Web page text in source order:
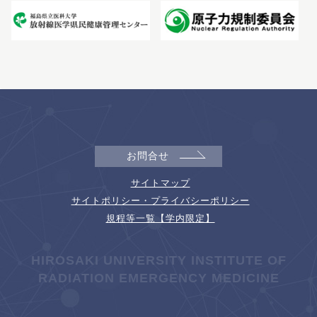
お問合せ
サイトマップ
サイトポリシー・プライバシーポリシー
規程等一覧【学内限定】
HIROSAKI UNIVERSITY INSTITUTE OF
RADIATION EMERGENCY MEDICINE